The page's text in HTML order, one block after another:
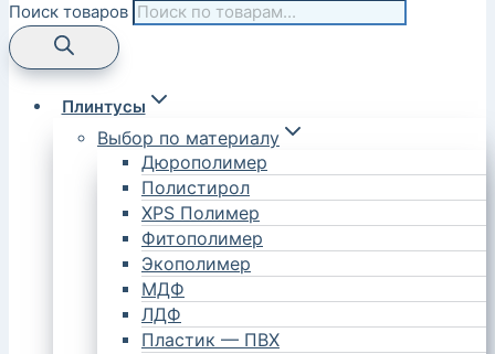
Поиск товаров
Плинтусы
Выбор по материалу
Дюрополимер
Полистирол
XPS Полимер
Фитополимер
Экополимер
МДФ
ЛДФ
Пластик — ПВХ